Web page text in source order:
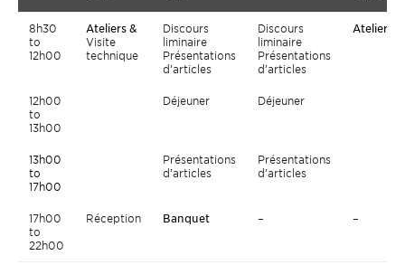
8h30
to
12h00
Ateliers &
Visite
technique
Discours
liminaire
Présentations
d’articles
Discours
liminaire
Présentations
d’articles
Ateliers
12h00
to
13h00
Déjeuner Déjeuner
13h00
to
17h00
Présentations
d’articles
Présentations
d’articles
17h00
to
22h00
Réception Banquet – –